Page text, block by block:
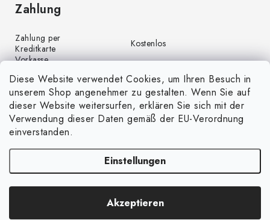
Diese Website verwendet Cookies, um Ihren Besuch in
unserem Shop angenehmer zu gestalten. Wenn Sie auf
dieser Website weitersurfen, erklären Sie sich mit der
Verwendung dieser Daten gemäß der EU-Verordnung
einverstanden.
Einstellungen
Akzeptieren
Zahlung
Zahlung per
Kreditkarte
Kostenlos
Vorkasse
Zahlung per PayPal
Kostenlos
Nachnahme
€4,00
Copyright 2026GrünGarten.de. Alle Rechte vorbehalten.Cookie-
Einstellungen ändern